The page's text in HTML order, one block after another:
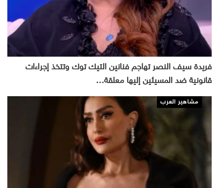
فريدة سيف النصر تهاجم فنانين التيك توك وتتخذ إجراءات
قانونية ضد المسيئين إليها معلقة…
مشاهير العرب